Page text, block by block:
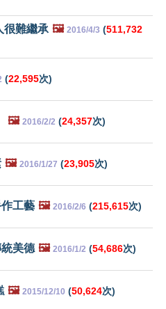
很難繼承 🖼️ 2016/4/3 (511,732
(22,595次)
🖼️ 2016/2/2 (24,357次)
🖼️ 2016/1/27 (23,905次)
工藝 🖼️ 2016/2/6 (215,615次)
美德 🖼️ 2016/1/2 (54,686次)
🖼️ 2015/12/10 (50,624次)